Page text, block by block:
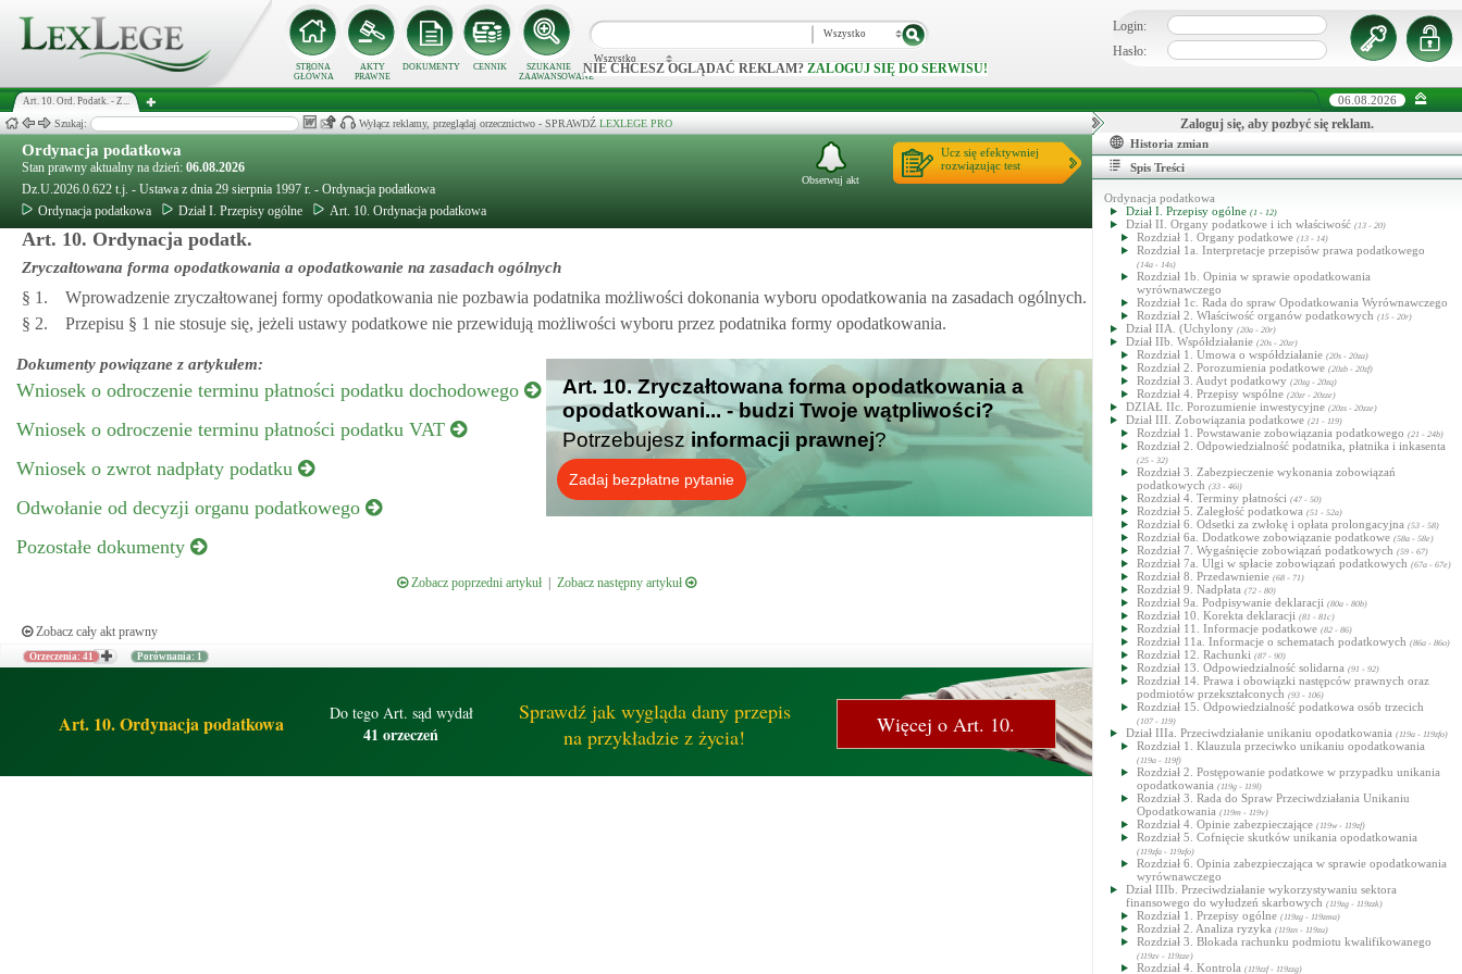
STRONA
GŁÓWNA
AKTY
PRAWNE
DOKUMENTY CENNIK
SZUKANIE
ZAAWANSOWANE
Wszystko
Wszystko
NIE CHCESZ OGLĄDAĆ REKLAM? ZALOGUJ SIĘ DO SERWISU!
Login:
Hasło:
Art. 10. Ord. Podatk. - Z... 06.08.2026
Szukaj: Wyłącz reklamy, przeglądaj orzecznictwo - SPRAWDŹ LEXLEGE PRO
Ordynacja podatkowa
Stan prawny aktualny na dzień: 06.08.2026
Dz.U.2026.0.622 t.j. - Ustawa z dnia 29 sierpnia 1997 r. - Ordynacja podatkowa
Ordynacja podatkowa
Dział I. Przepisy ogólne Art. 10. Ordynacja podatkowa
Ucz się efektywniej
rozwiązując test
Obserwuj akt
Art. 10. Ordynacja podatk.
Zryczałtowana forma opodatkowania a opodatkowanie na zasadach ogólnych
§ 1.
Wprowadzenie zryczałtowanej formy opodatkowania nie pozbawia podatnika możliwości dokonania wyboru opodatkowania na zasadach ogólnych.
§ 2.
Przepisu § 1 nie stosuje się, jeżeli ustawy podatkowe nie przewidują możliwości wyboru przez podatnika formy opodatkowania.
Dokumenty powiązane z artykułem:
Wniosek o odroczenie terminu płatności podatku dochodowego
Wniosek o odroczenie terminu płatności podatku VAT
Wniosek o zwrot nadpłaty podatku
Odwołanie od decyzji organu podatkowego
Pozostałe dokumenty
Art. 10. Zryczałtowana forma opodatkowania a
opodatkowani... - budzi Twoje wątpliwości?
Potrzebujesz informacji prawnej?
Zadaj bezpłatne pytanie
Zobacz poprzedni artykuł| Zobacz następny artykuł
Zobacz cały akt prawny
Orzeczenia: 41 Porównania: 1
Art. 10. Ordynacja podatkowa Do tego Art. sąd wydał
41 orzeczeń
Sprawdź jak wygląda dany przepis
na przykładzie z życia!
Więcej o Art. 10.
Zaloguj się, aby pozbyć się reklam.
Historia zmian
Spis Treści
Ordynacja podatkowa
Dział I. Przepisy ogólne (1 - 12)
Dział II. Organy podatkowe i ich właściwość (13 - 20)
Rozdział 1. Organy podatkowe (13 - 14)
Rozdział 1a. Interpretacje przepisów prawa podatkowego
(14a - 14s)
Rozdział 1b. Opinia w sprawie opodatkowania
wyrównawczego
Rozdział 1c. Rada do spraw Opodatkowania Wyrównawczego
Rozdział 2. Właściwość organów podatkowych (15 - 20r)
Dział IIA. (Uchylony (20a - 20r)
Dział IIb. Współdziałanie (20s - 20zr)
Rozdział 1. Umowa o współdziałanie (20s - 20za)
Rozdział 2. Porozumienia podatkowe (20zb - 20zf)
Rozdział 3. Audyt podatkowy (20zg - 20zq)
Rozdział 4. Przepisy wspólne (20zr - 20zze)
DZIAŁ IIc. Porozumienie inwestycyjne (20zs - 20zze)
Dział III. Zobowiązania podatkowe (21 - 119)
Rozdział 1. Powstawanie zobowiązania podatkowego (21 - 24b)
Rozdział 2. Odpowiedzialność podatnika, płatnika i inkasenta
(25 - 32)
Rozdział 3. Zabezpieczenie wykonania zobowiązań
podatkowych (33 - 46i)
Rozdział 4. Terminy płatności (47 - 50)
Rozdział 5. Zaległość podatkowa (51 - 52a)
Rozdział 6. Odsetki za zwłokę i opłata prolongacyjna (53 - 58)
Rozdział 6a. Dodatkowe zobowiązanie podatkowe (58a - 58e)
Rozdział 7. Wygaśnięcie zobowiązań podatkowych (59 - 67)
Rozdział 7a. Ulgi w spłacie zobowiązań podatkowych (67a - 67e)
Rozdział 8. Przedawnienie (68 - 71)
Rozdział 9. Nadpłata (72 - 80)
Rozdział 9a. Podpisywanie deklaracji (80a - 80b)
Rozdział 10. Korekta deklaracji (81 - 81c)
Rozdział 11. Informacje podatkowe (82 - 86)
Rozdział 11a. Informacje o schematach podatkowych (86a - 86o)
Rozdział 12. Rachunki (87 - 90)
Rozdział 13. Odpowiedzialność solidarna (91 - 92)
Rozdział 14. Prawa i obowiązki następców prawnych oraz
podmiotów przekształconych (93 - 106)
Rozdział 15. Odpowiedzialność podatkowa osób trzecich
(107 - 119)
Dział IIIa. Przeciwdziałanie unikaniu opodatkowania (119a - 119zfo)
Rozdział 1. Klauzula przeciwko unikaniu opodatkowania
(119a - 119f)
Rozdział 2. Postępowanie podatkowe w przypadku unikania
opodatkowania (119g - 119l)
Rozdział 3. Rada do Spraw Przeciwdziałania Unikaniu
Opodatkowania (119m - 119v)
Rozdział 4. Opinie zabezpieczające (119w - 119zf)
Rozdział 5. Cofnięcie skutków unikania opodatkowania
(119zfa - 119zfo)
Rozdział 6. Opinia zabezpieczająca w sprawie opodatkowania
wyrównawczego
Dział IIIb. Przeciwdziałanie wykorzystywaniu sektora
finansowego do wyłudzeń skarbowych (119zg - 119zzk)
Rozdział 1. Przepisy ogólne (119zg - 119zma)
Rozdział 2. Analiza ryzyka (119zn - 119zu)
Rozdział 3. Blokada rachunku podmiotu kwalifikowanego
(119zv - 119zze)
Rozdział 4. Kontrola (119zzf - 119zzg)